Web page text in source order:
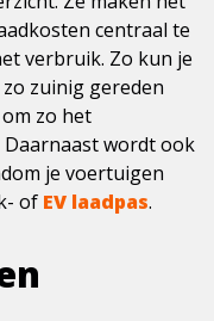
centraal te
verbruik. Zo kun je
zuinig gereden
zo het
wordt ook
je voertuigen
of EV laadpas.